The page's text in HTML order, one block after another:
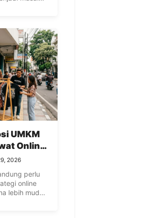
menjaga
UMKM
Online
2026
perlu
online
lebih mudah